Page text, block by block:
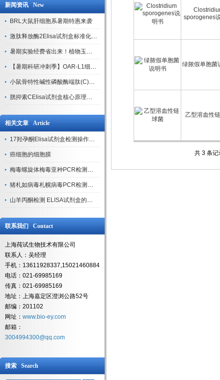
新闻资讯 New
BRL大鼠肝细胞系暑期特惠来袭
激肽释放酶2Elisa试剂盒标准化实验操作与质控体系解析
暑期实验经费省出来！植物玉米索核苷（ZR ）elisa酶联免疫试剂盒
【暑期科研冲刺季】OAR-L1细胞专用培养基特惠，助力实验高效突破
小鼠骨特性碱性磷酸酶端肽(C)elisa试剂盒大促，骨科研人速囤
胱抑素CElisa试剂盒核心原理、产品特性与全流程操作规范详解
相关文章 Article
17羟孕酮Elisa试剂盒检测操作注意
癌细胞的细胞膜
梅毒螺旋体梅毒亚种PCR检测试剂盒实验规则
猪札如病毒札幌病毒PCR检测试剂盒​实验注意事项
山羊丙酮检测 ELISA试剂盒的保温方法
联系我们 Contact
上海莼试生物技术有限公司
联系人：吴经理
手机：13611928337,15021460884
电话：021-69985169
传真：021-69985169
地址：上海嘉定区澄浏公路52号
邮编：201102
网址： www.bio-ey.com
邮箱：
3004994300@qq.com
搜索 Search
sporogenes
绿脓假单胞菌
乙型溶血性
共 3 条